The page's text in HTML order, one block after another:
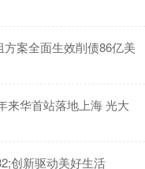
案全面生效削债86亿美
来华首站落地上海 光大
创新驱动美好生活